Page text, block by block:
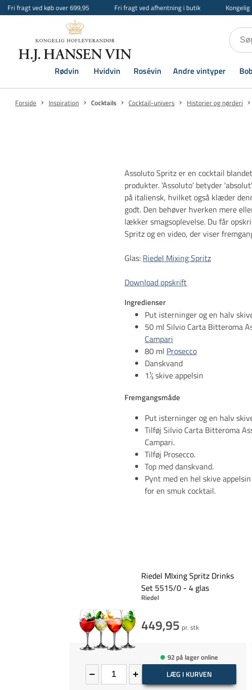
Fri fragt ved køb over 699,95 Fri fragt ved afhentning i butik
Rødvin Hvidvin Rosévin Andre vintyper
Forside Inspiration Cocktails Cocktail-univers Historier og nørderi
Assoluto Spritz er en cocktail
produkter. 'Assoluto' betyder
på italiensk, hvilket også klæder
godt. Den behøver hverken mere
lækker smagsoplevelse. Du får
Spritz og en video, der viser
Glas: Riedel Mixing Spritz
Download opskrift
Ingredienser
Put isterninger og en halv
50 ml Silvio Carta Bitteroma
Campari
80 ml Prosecco
Danskvand
1½ skive appelsin
Fremgangsmåde
Put isterninger og en halv
Tilføj Silvio Carta Bitteroma
Campari.
Tilføj Prosecco.
Top med danskvand.
Pynt med en hel skive
for en smuk cocktail.
Riedel MIxing Spritz Drinks
Set 5515/0 - 4 glas
Riedel
449,95 pr. stk
92 på lager online
LÆG I KURVEN